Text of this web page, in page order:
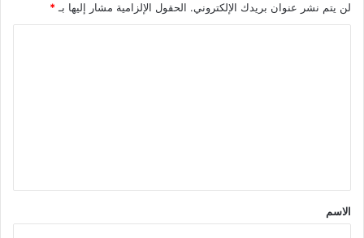
لن يتم نشر عنوان بريدك الإلكتروني. الحقول الإلزامية مشار إليها بـ *
*
الاسم